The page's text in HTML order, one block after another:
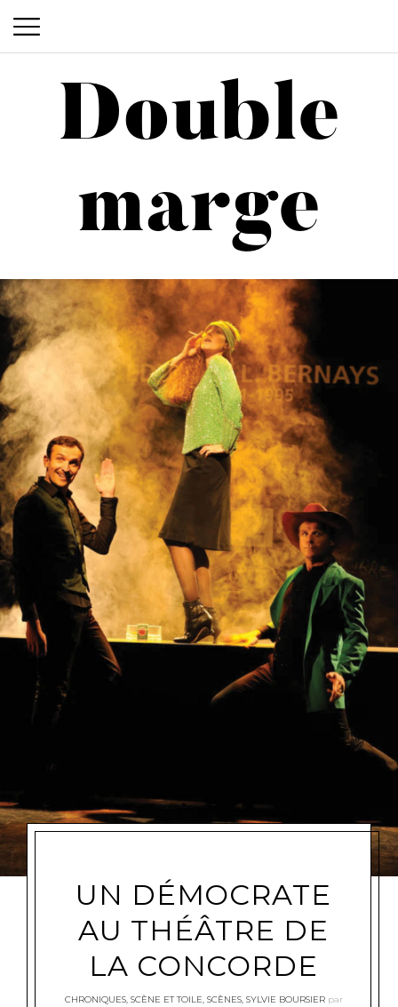
Double
marge
UN DÉMOCRATE
AU THÉÂTRE DE
LA CONCORDE
CHRONIQUES, SCÈNE ET TOILE, SCÈNES, SYLVIE BOURSIER par